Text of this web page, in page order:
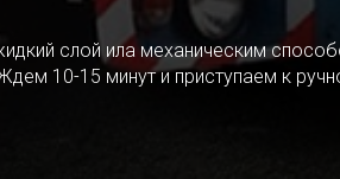
слой ила механическим
10-15 минут и приступаем к